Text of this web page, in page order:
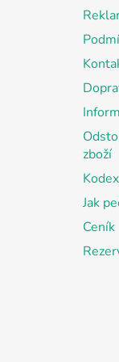
zboží
Kodex
Jak
Ceník